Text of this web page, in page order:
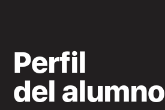
Perfil
del alumno